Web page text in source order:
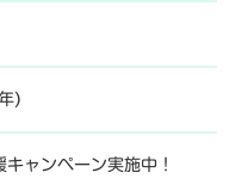
)
ャンペーン実施中！